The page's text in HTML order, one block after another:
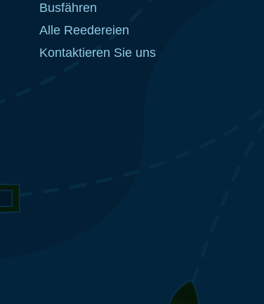
Busfähren
Alle Reedereien
Kontaktieren Sie uns